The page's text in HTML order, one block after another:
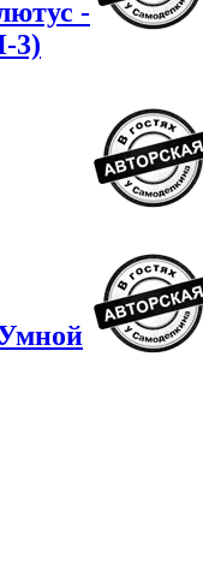
-
3)